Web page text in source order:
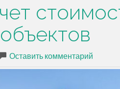
Оставить комментарий